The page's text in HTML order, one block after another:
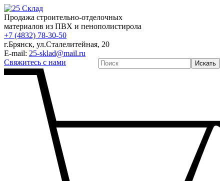
Продажа строительно-отделочных
материалов из ПВХ и пенополистирола
+7 (4832) 78-30-50
г.Брянск, ул.Сталелитейная, 20
E-mail: 25-sklad@mail.ru
Свяжитесь с нами
Искать